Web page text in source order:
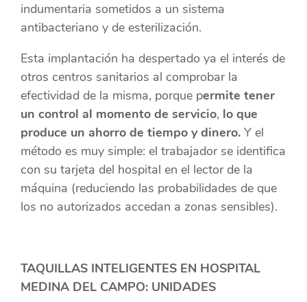
indumentaria sometidos a un sistema
antibacteriano y de esterilización.
Esta implantación ha despertado ya el interés de
otros centros sanitarios al comprobar la
efectividad de la misma, porque permite tener
un control al momento de servicio, lo que
produce un ahorro de tiempo y dinero. Y el
método es muy simple: el trabajador se identifica
con su tarjeta del hospital en el lector de la
máquina (reduciendo las probabilidades de que
los no autorizados accedan a zonas sensibles).
TAQUILLAS INTELIGENTES EN HOSPITAL
MEDINA DEL CAMPO: UNIDADES